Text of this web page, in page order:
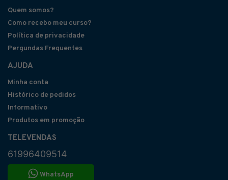
Quem somos?
Como recebo meu curso?
Política de privacidade
Pergundas Frequentes
AJUDA
Minha conta
Histórico de pedidos
Informativo
Produtos em promoção
TELEVENDAS
61996409514
WhatsApp